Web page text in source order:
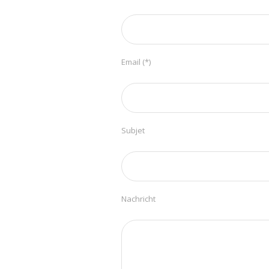
Email (*)
Subjet
Nachricht